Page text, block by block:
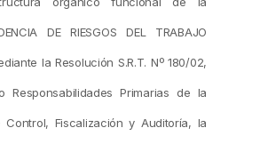
DE RIESGOS DEL TRABAJO
la Resolución S.R.T. Nº 180/02,
Responsabilidades Primarias de la
Control, Fiscalización y Auditoría, la